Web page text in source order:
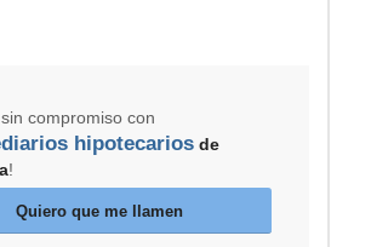
compromiso con
hipotecariosde
!
Quiero que me llamen